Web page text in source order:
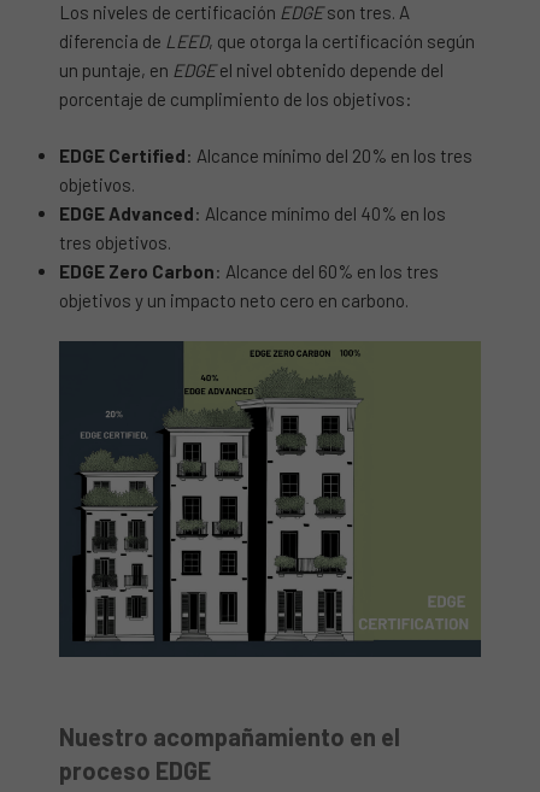
Los niveles de certificación EDGEson tres. A
diferencia de LEED, que otorga la certificación según
un puntaje, en EDGEel nivel obtenido depende del
porcentaje de cumplimiento de los objetivos:
EDGE Certified: Alcance mínimo del 20% en los tres
objetivos.
EDGE Advanced: Alcance mínimo del 40% en los
tres objetivos.
EDGE Zero Carbon: Alcance del 60% en los tres
objetivos y un impacto neto cero en carbono.
Nuestro acompañamiento en el
proceso EDGE